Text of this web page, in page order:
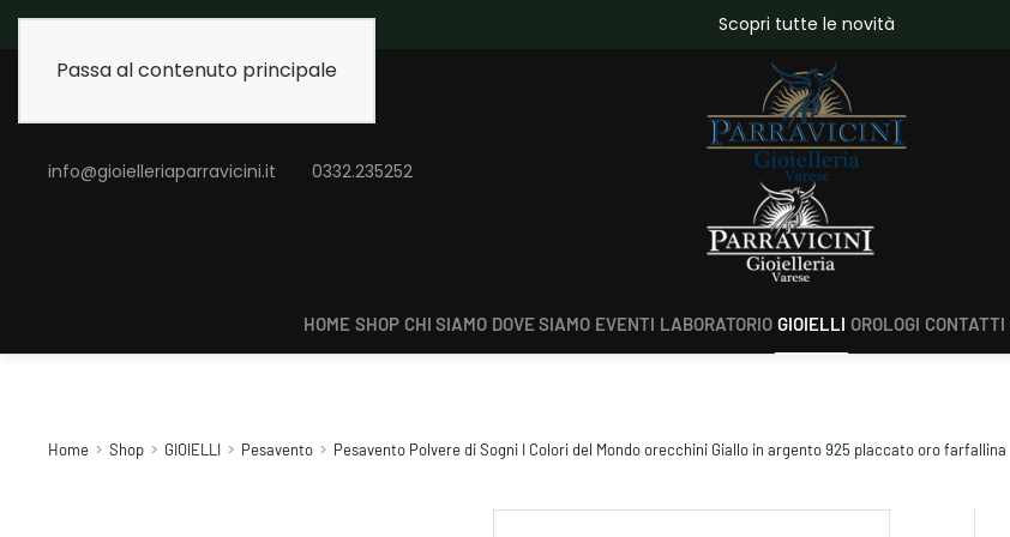
Passa al contenuto principale
Spedizione gratuita da €150,00 Scopri tutte le novità
info@gioielleriaparravicini.it 0332.235252
HOME SHOP CHI SIAMO DOVE SIAMO EVENTI LABORATORIO GIOIELLI OROLOGI CONTATTI
Home Shop GIOIELLI Pesavento Pesavento Polvere di Sogni I Colori del Mondo orecchini Giallo in argento 925 placcato oro farfallina